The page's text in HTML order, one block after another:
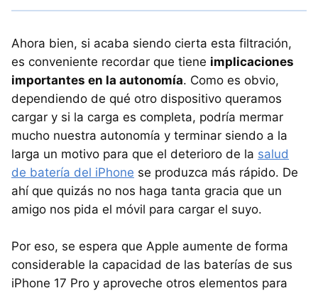
Ahora bien, si acaba siendo cierta esta filtración,
es conveniente recordar que tiene implicaciones
importantes en la autonomía. Como es obvio,
dependiendo de qué otro dispositivo queramos
cargar y si la carga es completa, podría mermar
mucho nuestra autonomía y terminar siendo a la
larga un motivo para que el deterioro de la salud
de batería del iPhone se produzca más rápido. De
ahí que quizás no nos haga tanta gracia que un
amigo nos pida el móvil para cargar el suyo.
Por eso, se espera que Apple aumente de forma
considerable la capacidad de las baterías de sus
iPhone 17 Pro y aproveche otros elementos para